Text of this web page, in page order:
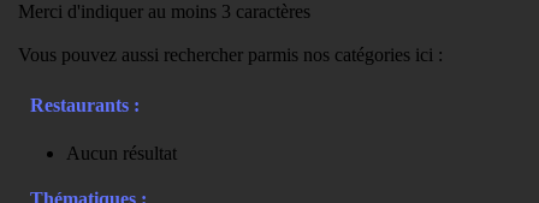
Merci d'indiquer au moins 3 caractères
Vous pouvez aussi rechercher parmis nos catégories ici :
Restaurants :
Aucun résultat
Thématiques :